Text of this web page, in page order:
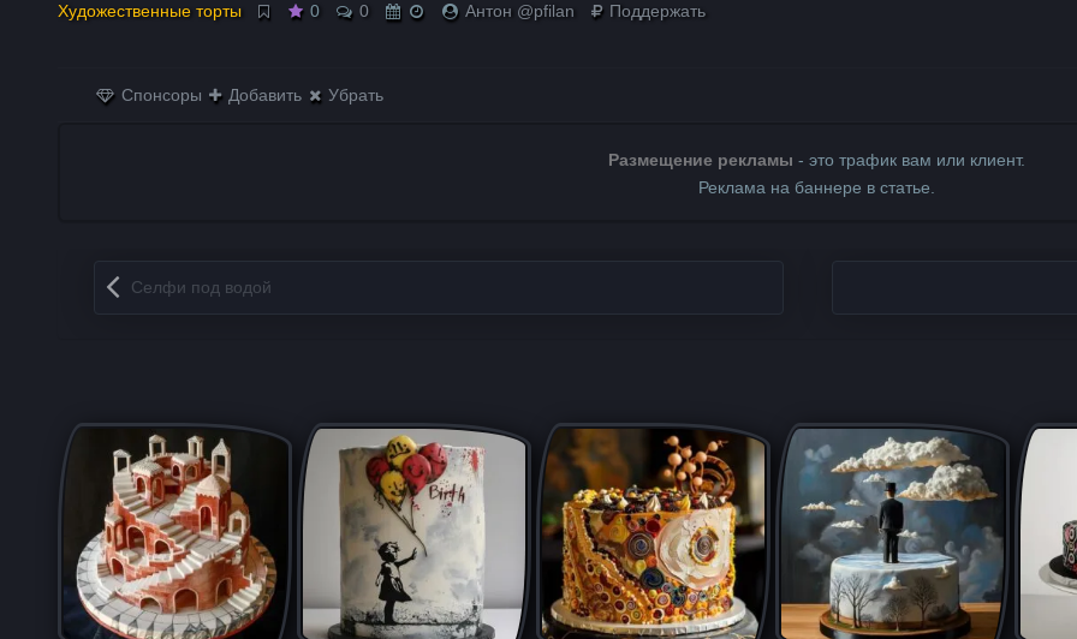
Художественные торты 0 0 Антон @pfilan Поддержать
Спонсоры Добавить Убрать
Размещение рекламы - это трафик вам или клиент.
Реклама на баннере в статье.
Запись навигация
Селфи под водой